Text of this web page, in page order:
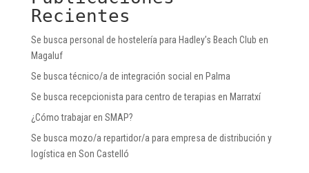
Recientes
Se busca personal de hostelería para Hadley’s Beach Club en
Magaluf
Se busca técnico/a de integración social en Palma
Se busca recepcionista para centro de terapias en Marratxí
¿Cómo trabajar en SMAP?
Se busca mozo/a repartidor/a para empresa de distribución y
logística en Son Castelló